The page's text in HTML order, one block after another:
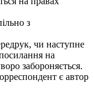
з
чи наступне
на
забороняється.
є автор